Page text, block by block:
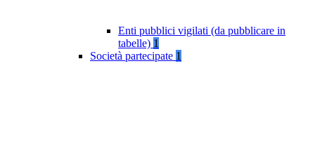
Enti pubblici vigilati (da pubblicare in
tabelle) 1
Società partecipate 1